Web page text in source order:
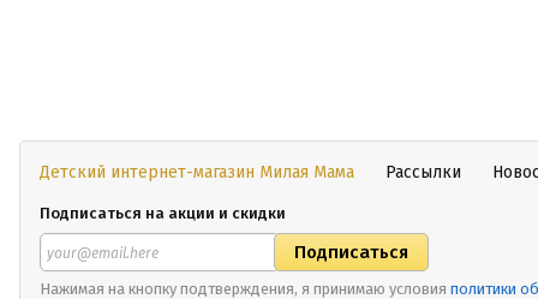
Детский интернет-магазин Милая Мама Рассылки
Подписаться на акции и скидки
Нажимая на кнопку подтверждения, я принимаю условия политики